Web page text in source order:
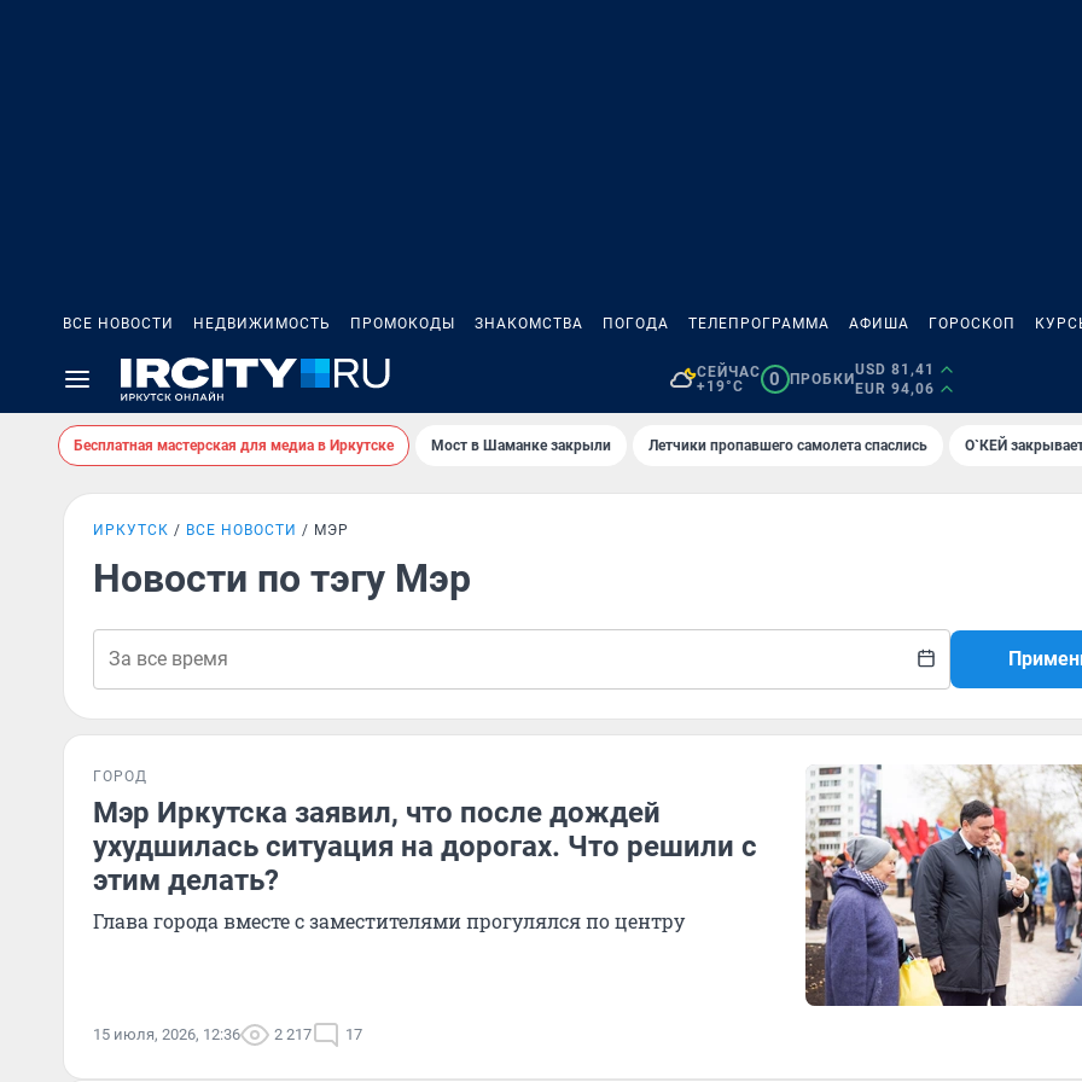
ВСЕ НОВОСТИ НЕДВИЖИМОСТЬ ПРОМОКОДЫ ЗНАКОМСТВА ПОГОДА ТЕЛЕПРОГРАММА АФИША ГОРОСКОП
СЕЙЧАС
+19°C
0 ПРОБКИ
USD 81,41
EUR 94,06
Бесплатная мастерская для медиа в Иркутске Мост в Шаманке закрыли Летчики пропавшего самолета спаслись О`КЕЙ
ИРКУТСК ВСЕ НОВОСТИ МЭР
Новости по тэгу Мэр
ГОРОД
Мэр Иркутска заявил, что после дождей
ухудшилась ситуация на дорогах. Что решили с
этим делать?
Глава города вместе с заместителями прогулялся по центру
15 июля, 2026, 12:36 2 217 17